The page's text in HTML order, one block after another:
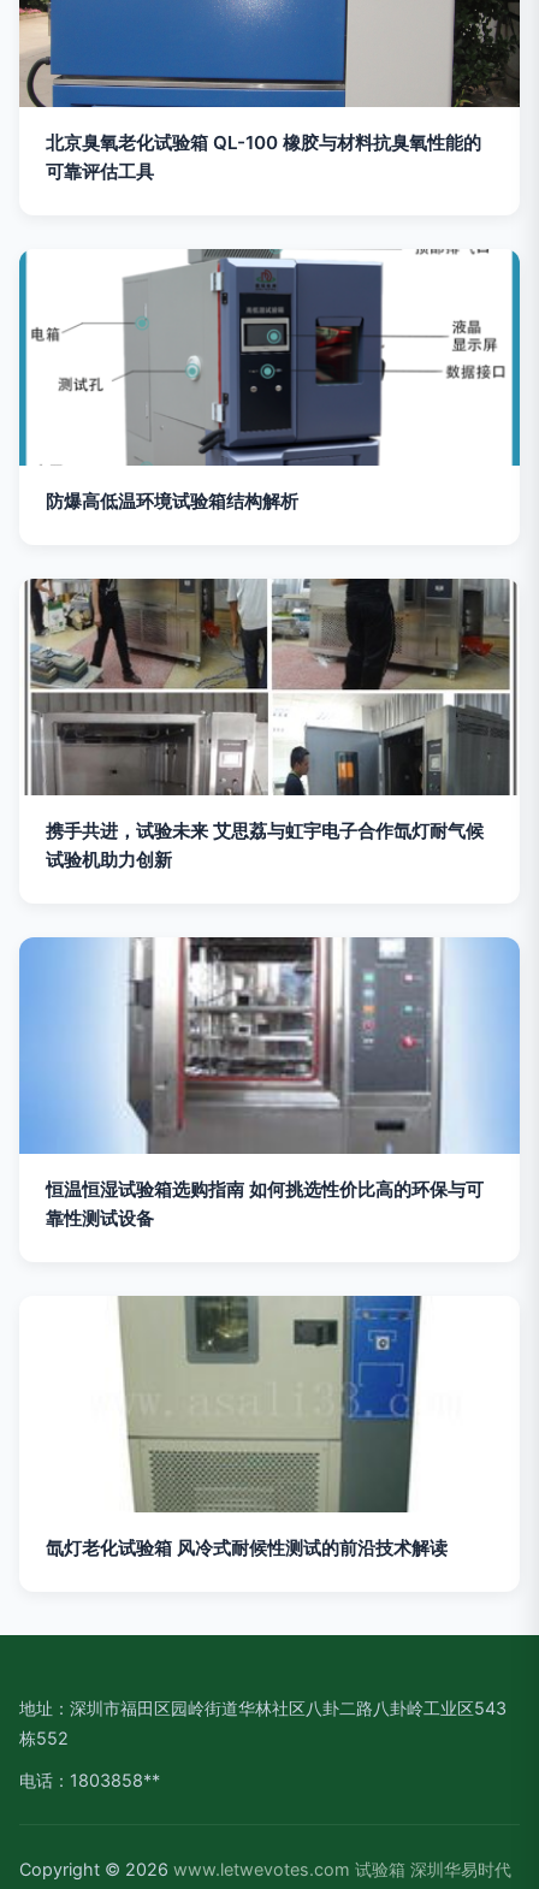
北京臭氧老化试验箱 QL-100 橡胶与材料抗臭氧性能的
可靠评估工具
防爆高低温环境试验箱结构解析
携手共进，试验未来 艾思荔与虹宇电子合作氙灯耐气候
试验机助力创新
恒温恒湿试验箱选购指南 如何挑选性价比高的环保与可
靠性测试设备
氙灯老化试验箱 风冷式耐候性测试的前沿技术解读
地址：深圳市福田区园岭街道华林社区八卦二路八卦岭工业区543
栋552
电话：1803858**
Copyright © 2026 www.letwevotes.com 试验箱 深圳华易时代